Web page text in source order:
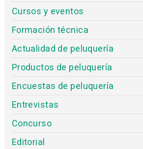
Cursos y eventos
Formación técnica
Actualidad de peluquería
Productos de peluquería
Encuestas de peluquería
Entrevistas
Concurso
Editorial